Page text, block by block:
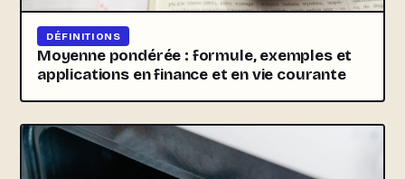
DÉFINITIONS
Moyenne pondérée : formule, exemples et
applications en finance et en vie courante